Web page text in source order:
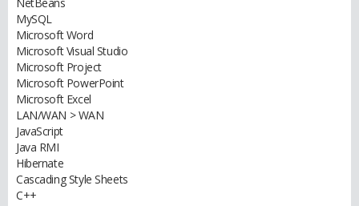
MySQL
Microsoft Word
Microsoft Visual Studio
Microsoft Project
Microsoft PowerPoint
Microsoft Excel
LAN/WAN > WAN
JavaScript
Java RMI
Hibernate
Cascading Style Sheets
C++